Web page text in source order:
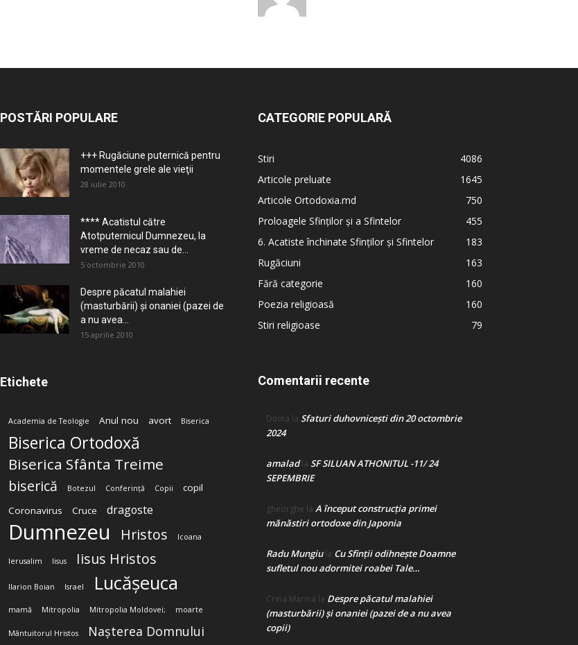
POSTĂRI POPULARE
+++ Rugăciune puternică pentru
momentele grele ale vieţii
28 iulie 2010
**** Acatistul către
Atotputernicul Dumnezeu, la
vreme de necaz sau de...
5 octombrie 2010
Despre păcatul malahiei
(masturbării) şi onaniei (pazei de
a nu avea...
15 aprilie 2010
Etichete
Academia de Teologie Anul nou avort Biserica
Biserica Ortodoxă
Biserica Sfânta Treime
biserică Botezul Conferință Copii
copil
Coronavirus
Cruce dragoste
Dumnezeu Hristos Icoana
Ierusalim Iisus Iisus Hristos
Ilarion Boian Israel Lucășeuca
mamă Mitropolia Mitropolia Moldovei; moarte
Mântuitorul Hristos Nașterea Domnului
CATEGORIE POPULARĂ
Stiri
4086
Articole preluate
1645
Articole Ortodoxia.md
750
Proloagele Sfinților și a Sfintelor
455
6. Acatiste închinate Sfinților și Sfintelor
183
Rugăciuni
163
Fără categorie
160
Poezia religioasă
160
Stiri religioase
79
Comentarii recente
Doina la Sfaturi duhovnicești din 20 octombrie
2024
amaladla SF SILUAN ATHONITUL -11/ 24
SEPEMBRIE
gheorghe la A început construcţia primei
mănăstiri ortodoxe din Japonia
Radu Mungiula Cu Sfinții odihnește Doamne
sufletul nou adormitei roabei Tale…
Crina Marina la Despre păcatul malahiei
(masturbării) şi onaniei (pazei de a nu avea
copii)